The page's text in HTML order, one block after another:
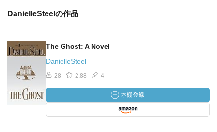
DanielleSteelの作品
The Ghost: A Novel
DanielleSteel
28 2.88 4